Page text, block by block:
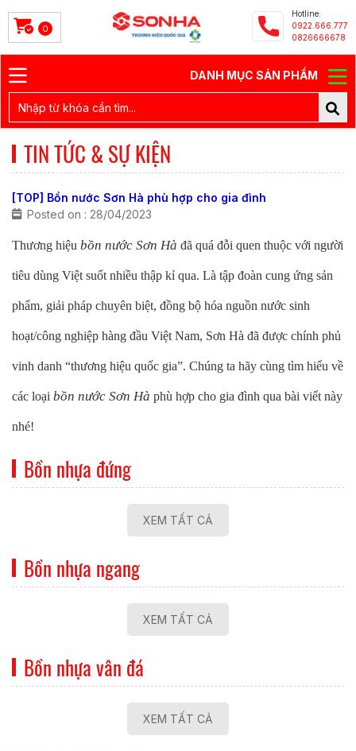
0
Hotline:
0922.666.777
0826666678
DANH MỤC SẢN PHẨM
TIN TỨC & SỰ KIỆN
[TOP] Bồn nước Sơn Hà phù hợp cho gia đình
Posted on : 28/04/2023
Thương hiệu bồn nước Sơn Hà đã quá đỗi quen thuộc với người
tiêu dùng Việt suốt nhiều thập kỉ qua. Là tập đoàn cung ứng sản
phẩm, giải pháp chuyên biệt, đồng bộ hóa nguồn nước sinh
hoạt/công nghiệp hàng đầu Việt Nam, Sơn Hà đã được chính phủ
vinh danh “thương hiệu quốc gia”. Chúng ta hãy cùng tìm hiểu về
các loại bồn nước Sơn Hà phù hợp cho gia đình qua bài viết này
nhé!
Bồn nhựa đứng
XEM TẤT CẢ
Bồn nhựa ngang
XEM TẤT CẢ
Bồn nhựa vân đá
XEM TẤT CẢ